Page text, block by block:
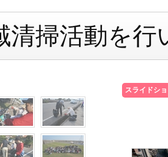
清掃活動を
スライドシ